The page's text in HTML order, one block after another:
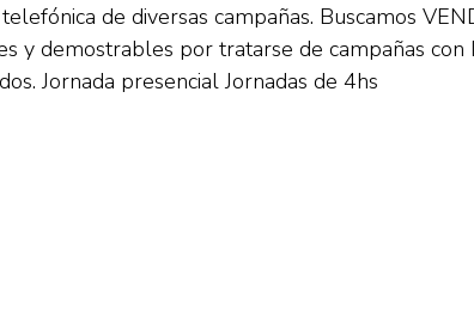
de diversas campañas. Buscamos
y demostrables por tratarse de campañas
Jornada presencial Jornadas de 4hs